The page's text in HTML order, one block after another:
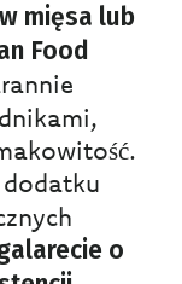
mięsa lub
Food
dodatku
o